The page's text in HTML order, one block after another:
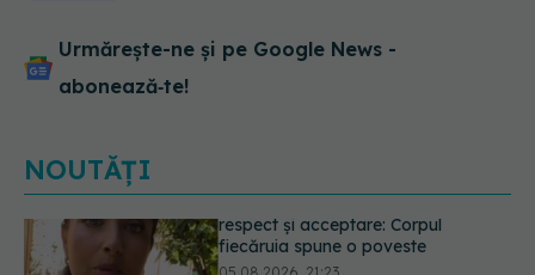
Urmărește-ne și pe Google News -
abonează‑te!
NOUTĂȚI
Prof. dr. Valeriu Gheorghiță intră în